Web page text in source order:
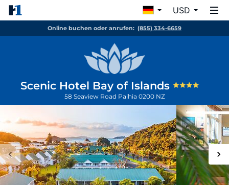
USD
Online buchen oder anrufen: (855) 334-6659
Scenic Hotel Bay of Islands
58 Seaview Road Paihia 0200 NZ